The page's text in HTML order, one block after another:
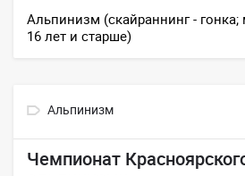
Альпинизм (скайраннинг -
16 лет и старше)
Альпинизм
Чемпионат